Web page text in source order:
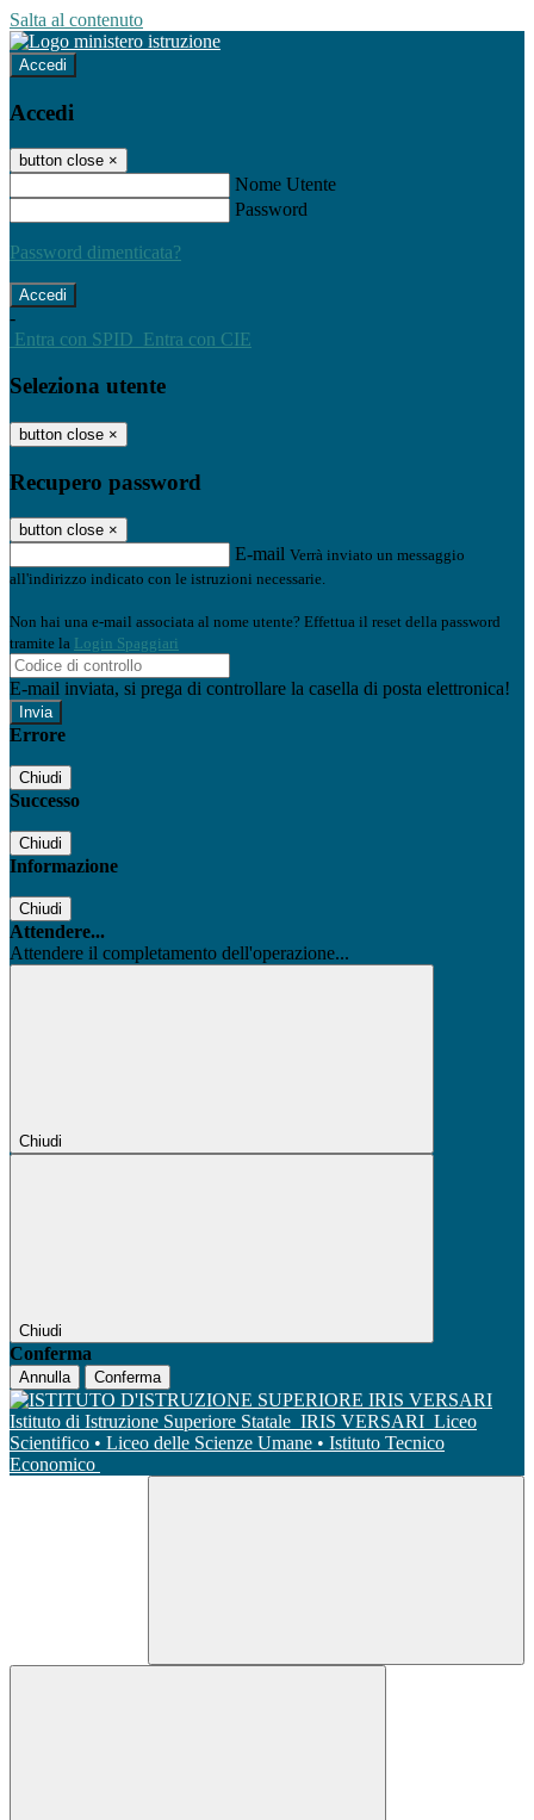
Salta al contenuto
Accedi
Accedi
button close ×
Nome Utente
Password
Password dimenticata?
-
Entra con SPID Entra con CIE
Seleziona utente
button close ×
Recupero password
button close ×
E-mail Verrà inviato un messaggio
all'indirizzo indicato con le istruzioni necessarie.
Non hai una e-mail associata al nome utente? Effettua il reset della password
tramite la Login Spaggiari
E-mail inviata, si prega di controllare la casella di posta elettronica!
Errore
Chiudi
Successo
Chiudi
Informazione
Chiudi
Attendere...
Attendere il completamento dell'operazione...
Chiudi
Chiudi
Conferma
Annulla Conferma
Istituto di Istruzione Superiore Statale IRIS VERSARI Liceo
Scientifico • Liceo delle Scienze Umane • Istituto Tecnico
Economico